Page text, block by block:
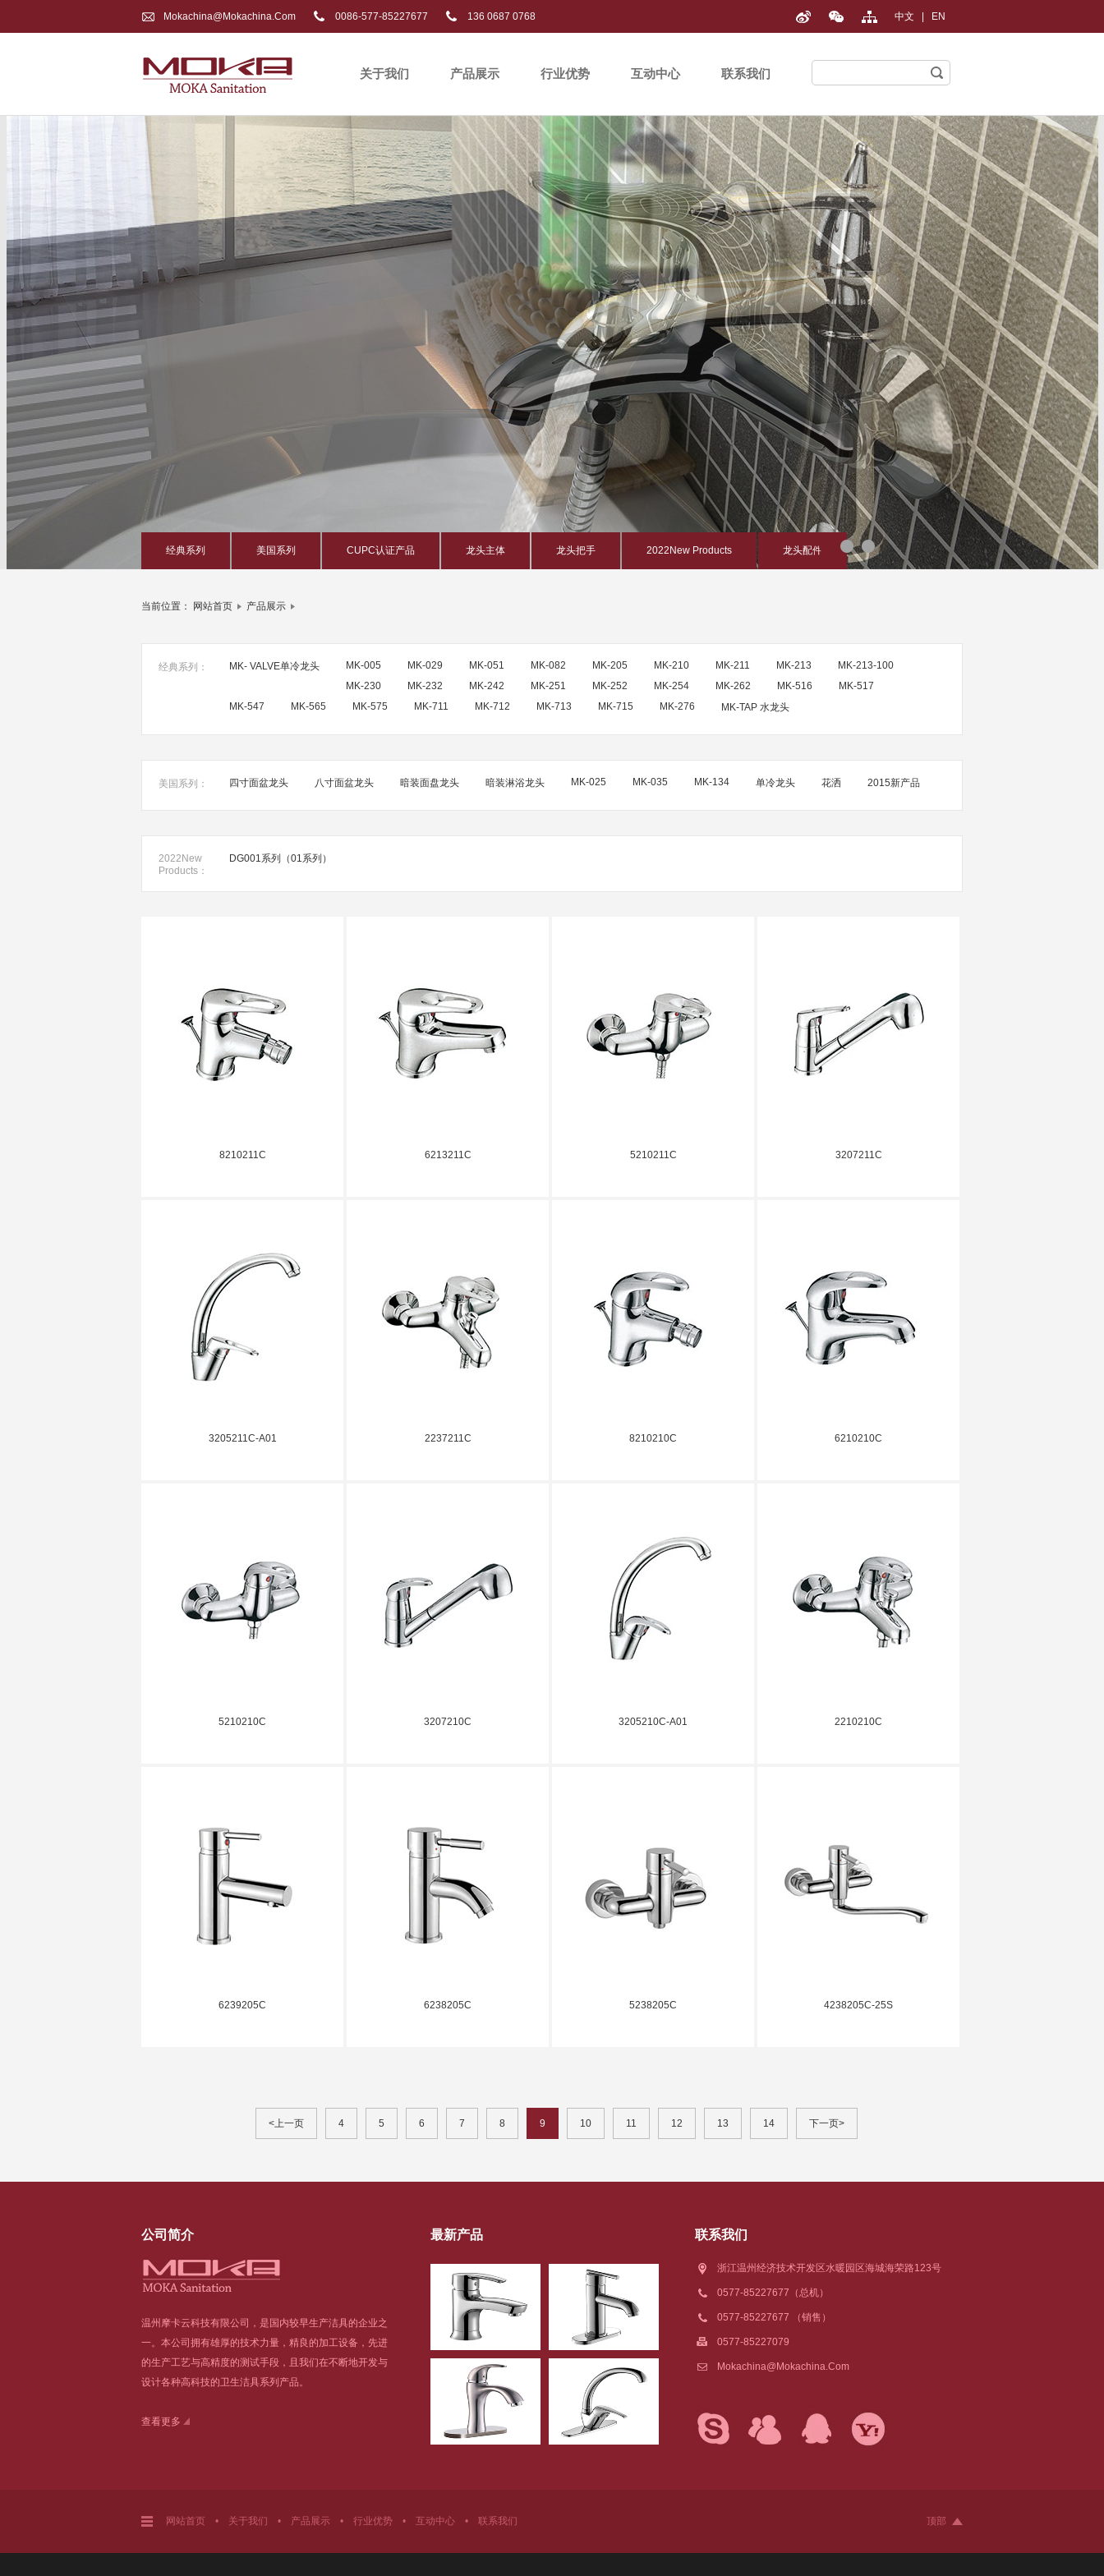
Mokachina@mokachina.com 0086-577-85227677 136 0687 0768 中文 EN
关于我们 产品展示 行业优势 互动中心 联系我们
经典系列 美国系列 CUPC认证产品 龙头主体 龙头把手 2022New Products 龙头配件
当前位置： 网站首页 产品展示
经典系列： MK- VALVE单冷龙头 MK-005 MK-029 MK-051 MK-082 MK-205 MK-210 MK-211 MK-213
MK-213-100
MK-230
MK-232 MK-242 MK-251 MK-252 MK-254 MK-262 MK-516
MK-517
MK-547
MK-565 MK-575 MK-711 MK-712 MK-713 MK-715 MK-276 MK-TAP 水龙头
美国系列： 四寸面盆龙头 八寸面盆龙头 暗装面盘龙头 暗装淋浴龙头 MK-025 MK-035 MK-134 单冷龙头 花洒 2015新产品
2022New
Products：
DG001系列（01系列）
8210211C 6213211C 5210211C 3207211C
3205211C-A01 2237211C 8210210C 6210210C
5210210C 3207210C 3205210C-A01 2210210C
6239205C 6238205C 5238205C 4238205C-25S
<上一页 4 5 6 7 8 9 10 11 12 13 14 下一页>
公司简介
温州摩卡云科技有限公司，是国内较早生产洁具的企业之
一。本公司拥有雄厚的技术力量，精良的加工设备，先进
的生产工艺与高精度的测试手段，且我们在不断地开发与
设计各种高科技的卫生洁具系列产品。
查看更多
最新产品 联系我们
浙江温州经济技术开发区水暖园区海城海荣路123号
0577-85227677（总机）
0577-85227677 （销售）
0577-85227079
Mokachina@mokachina.com
顶部
网站首页 • 关于我们 • 产品展示 • 行业优势 • 互动中心 • 联系我们